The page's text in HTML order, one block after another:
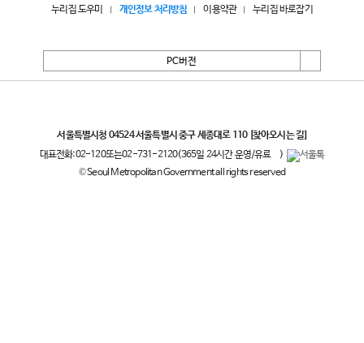
누리집 도우미 개인정보 처리방침 이용약관 누리집 바로잡기
PC버전
서울특별시청 04524 서울특별시 중구 세종대로 110 [찾아오시는 길]
대표전화:02-120또는02-731-2120(365일 24시간 운영/유료
)
© Seoul Metropolitan Government all rights reserved